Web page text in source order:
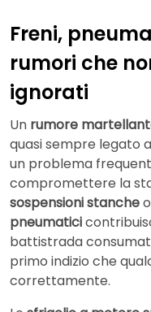
Freni,
rumori che
ignorati
Un rumore
quasi sempre legato
un problema
compromettere la
sospensioni stanche
pneumatici
battistrada
primo indizio che
correttamente.